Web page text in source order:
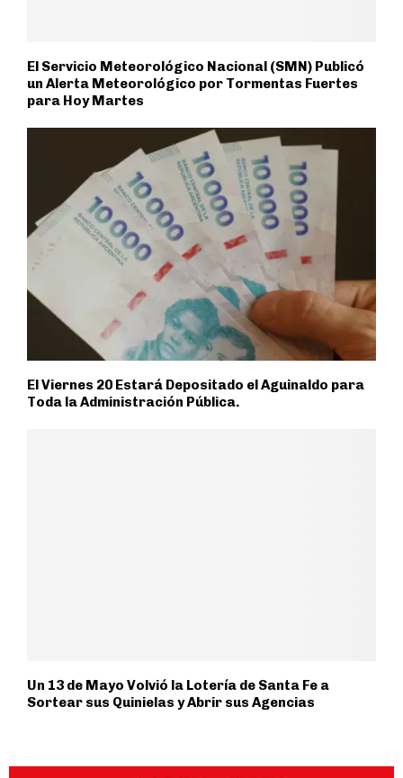
El Servicio Meteorológico Nacional (SMN) Publicó
un Alerta Meteorológico por Tormentas Fuertes
para Hoy Martes
El Viernes 20 Estará Depositado el Aguinaldo para
Toda la Administración Pública.
Un 13 de Mayo Volvió la Lotería de Santa Fe a
Sortear sus Quinielas y Abrir sus Agencias